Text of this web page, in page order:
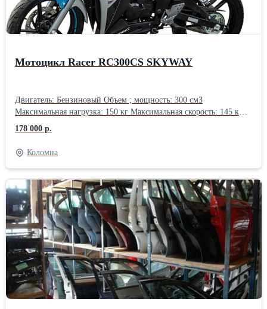
Мотоцикл Racer RC300CS SKYWAY
Двигатель: Бензиновый Объем ; мощность: 300 см3
Максимальная нагрузка: 150 кг Максимальная скорость: 145 км
Этот мотоцикл отлично подходит для начинающих водителей и
полностью оправдывает свою стоимость. Он обладает быстрым
разгоном и способен развивать скорость до 125 км/ч, что мне
лично удалось проверить. Управление и маневренность
находятся на высоком уровне, а расход топлива остаётся
небольшим. Кроме того, он не потребляет масло и оснащён
эффективными дисковыми тормозами спереди и сзади.
178 000 р.
Коломна